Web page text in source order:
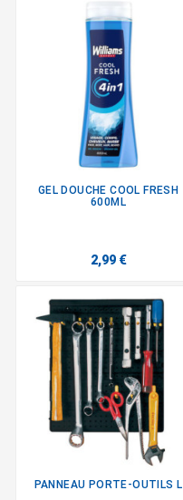
GEL DOUCHE COOL FRESH
600ML
2,99 €
PANNEAU PORTE-OUTILS L